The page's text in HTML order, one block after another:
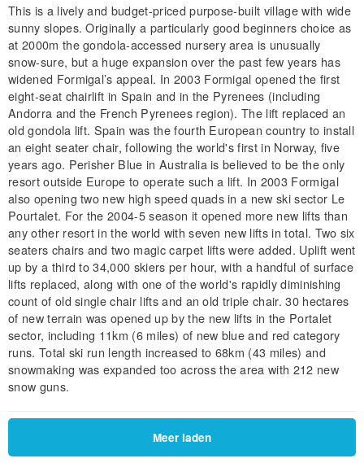
This is a lively and budget-priced purpose-built village with wide
sunny slopes. Originally a particularly good beginners choice as
at 2000m the gondola-accessed nursery area is unusually
snow-sure, but a huge expansion over the past few years has
widened Formigal’s appeal. In 2003 Formigal opened the first
eight-seat chairlift in Spain and in the Pyrenees (including
Andorra and the French Pyrenees region). The lift replaced an
old gondola lift. Spain was the fourth European country to install
an eight seater chair, following the world's first in Norway, five
years ago. Perisher Blue in Australia is believed to be the only
resort outside Europe to operate such a lift. In 2003 Formigal
also opening two new high speed quads in a new ski sector Le
Pourtalet. For the 2004-5 season it opened more new lifts than
any other resort in the world with seven new lifts in total. Two six
seaters chairs and two magic carpet lifts were added. Uplift went
up by a third to 34,000 skiers per hour, with a handful of surface
lifts replaced, along with one of the world's rapidly diminishing
count of old single chair lifts and an old triple chair. 30 hectares
of new terrain was opened up by the new lifts in the Portalet
sector, including 11km (6 miles) of new blue and red category
runs. Total ski run length increased to 68km (43 miles) and
snowmaking was expanded too across the area with 212 new
snow guns.
Meer laden